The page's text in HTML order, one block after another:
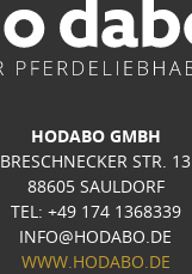
HODABO GMBH
BRESCHNECKER STR. 13
88605 SAULDORF
TEL: +49 174 1368339
INFO@HODABO.DE
WWW.HODABO.DE